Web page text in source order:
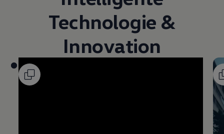
Technologie &
Innovation